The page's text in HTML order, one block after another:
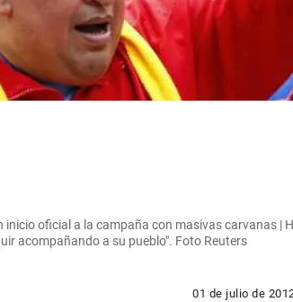
inicio oficial a la campaña con masivas carvanas |
acompañando a su pueblo". Foto Reuters
01 de julio de